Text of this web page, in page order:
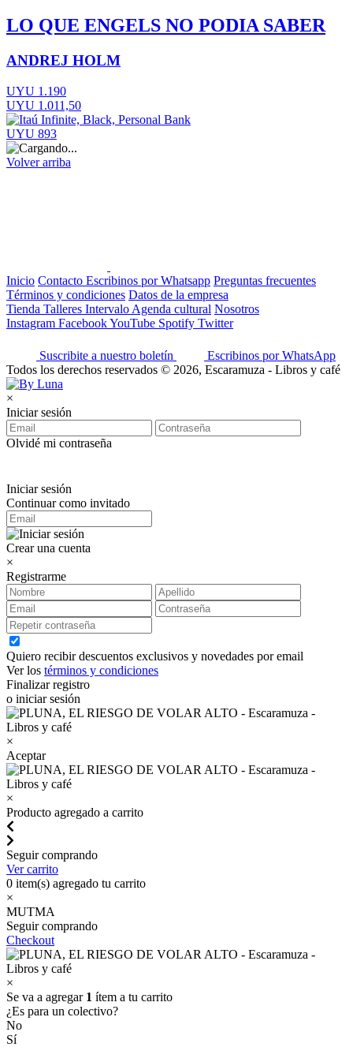
LO QUE ENGELS NO PODIA SABER
ANDREJ HOLM
UYU 1.190
UYU 1.011,50
UYU 893
Volver arriba
Inicio Contacto Escribinos por Whatsapp Preguntas frecuentes
Términos y condiciones Datos de la empresa
Tienda Talleres Intervalo Agenda cultural Nosotros
Instagram FacebookYouTube Spotify Twitter
Suscribite a nuestro boletín
Escribinos por WhatsApp
Todos los derechos reservados © 2026, Escaramuza - Libros y café
×
Iniciar sesión
Olvidé mi contraseña
Iniciar sesión
Continuar como invitado
Crear una cuenta
×
Registrarme
Quiero recibir descuentos exclusivos y novedades por email
Ver los términos y condiciones
Finalizar registro
o iniciar sesión
×
Aceptar
×
Producto agregado a carrito
Seguir comprando
Ver carrito
0 item(s) agregado tu carrito
×
MUTMA
Seguir comprando
Checkout
×
Se va a agregar 1 ítem a tu carrito
¿Es para un colectivo?
No
Sí